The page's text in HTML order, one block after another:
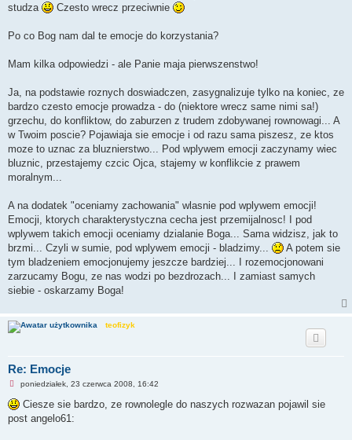
studza
Czesto wrecz przeciwnie
Po co Bog nam dal te emocje do korzystania?
Mam kilka odpowiedzi - ale Panie maja pierwszenstwo!
Ja, na podstawie roznych doswiadczen, zasygnalizuje tylko na koniec, ze
bardzo czesto emocje prowadza - do (niektore wrecz same nimi sa!)
grzechu, do konfliktow, do zaburzen z trudem zdobywanej rownowagi... A
w Twoim poscie? Pojawiaja sie emocje i od razu sama piszesz, ze ktos
moze to uznac za bluznierstwo... Pod wplywem emocji zaczynamy wiec
bluznic, przestajemy czcic Ojca, stajemy w konflikcie z prawem
moralnym...
A na dodatek "oceniamy zachowania" wlasnie pod wplywem emocji!
Emocji, ktorych charakterystyczna cecha jest przemijalnosc! I pod
wplywem takich emocji oceniamy dzialanie Boga... Sama widzisz, jak to
brzmi... Czyli w sumie, pod wplywem emocji - bladzimy...
A potem sie
tym bladzeniem emocjonujemy jeszcze bardziej... I rozemocjonowani
zarzucamy Bogu, ze nas wodzi po bezdrozach... I zamiast samych
siebie - oskarzamy Boga!
teofizyk
Re: Emocje
N
e
p
r
poniedziałek, 23 czerwca 2008, 16:42
Ciesze sie bardzo, ze rownolegle do naszych rozwazan pojawil sie
post angelo61: